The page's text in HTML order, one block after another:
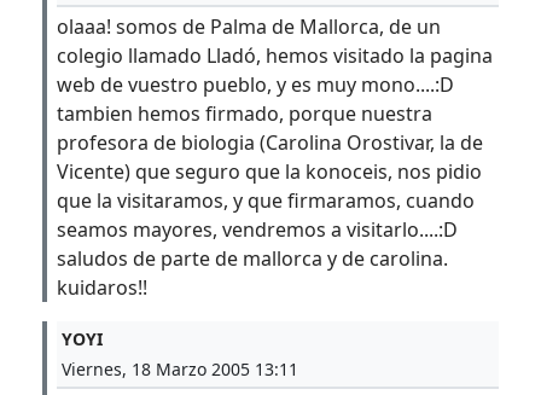
olaaa! somos de Palma de Mallorca, de un
colegio llamado Lladó, hemos visitado la pagina
web de vuestro pueblo, y es muy mono....:D
tambien hemos firmado, porque nuestra
profesora de biologia (Carolina Orostivar, la de
Vicente) que seguro que la konoceis, nos pidio
que la visitaramos, y que firmaramos, cuando
seamos mayores, vendremos a visitarlo....:D
saludos de parte de mallorca y de carolina.
kuidaros!!
YOYI
Viernes, 18 Marzo 2005 13:11